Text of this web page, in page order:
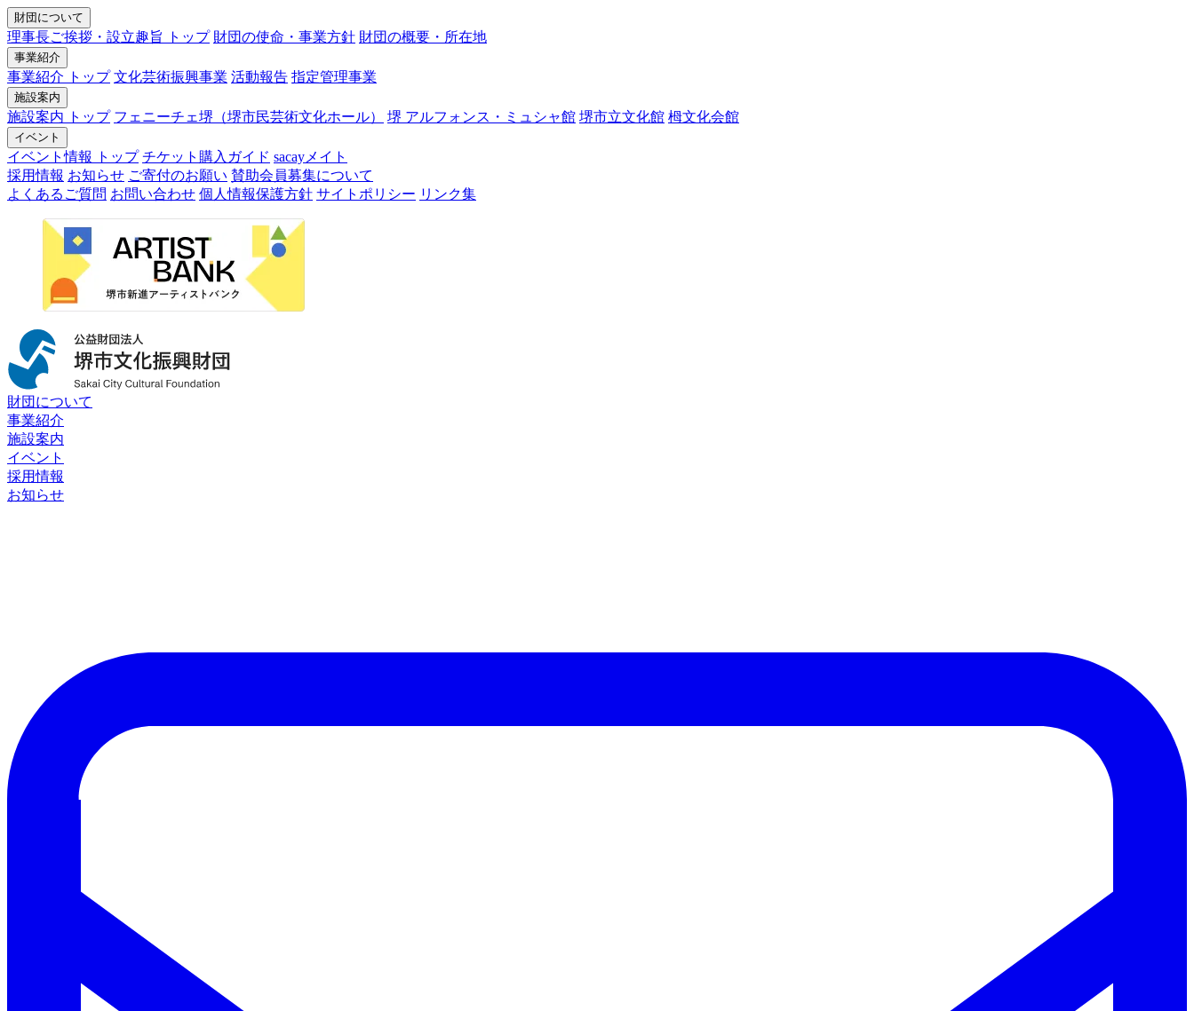
財団について
理事長ご挨拶・設立趣旨 トップ 財団の使命・事業方針 財団の概要・所在地
事業紹介
事業紹介 トップ 文化芸術振興事業 活動報告 指定管理事業
施設案内
施設案内 トップ フェニーチェ堺（堺市民芸術文化ホール） 堺 アルフォンス・ミュシャ館 堺市立文化館 栂文化会館
イベント
イベント情報 トップ チケット購入ガイド sacayメイト
採用情報 お知らせ ご寄付のお願い 賛助会員募集について
よくあるご質問 お問い合わせ 個人情報保護方針 サイトポリシー リンク集
財団について
事業紹介
施設案内
イベント
採用情報
お知らせ